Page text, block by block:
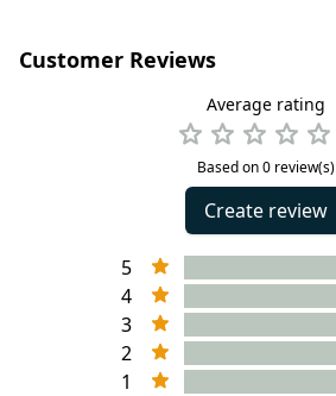
Customer Reviews
Average rating
Based on 0 review(s)
Create review
5
4
3
2
1